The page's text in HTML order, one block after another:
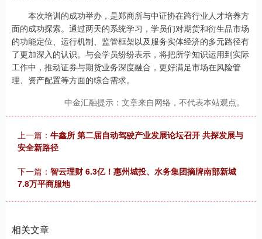
本次培训的成功举办，是郑商所与中证协在跨行业人才培养方
面的成功探索。通过两天的系统学习，学员们对期货和衍生品市场
的功能定位、运行机制、监管框架以及服务实体经济的多元路径有
了更加深入的认识。与会学员纷纷表示，将把所学知识运用到实际
工作中，推动证券与期货业务深度融合，更好满足市场在风险管
理、资产配置等方面的综合需求。
中金汇融提示：文章来自网络，不代表本站观点。
上一篇： 牛鑫所 第二届自动驾驶产业发展论坛召开 共探发展与
安全新路径
下一篇： 智云理财 6.3亿！惠州城投、水务集团摘牌南部新城
7.8万平商服地
相关文章